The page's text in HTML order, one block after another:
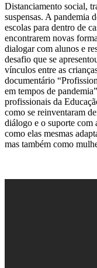
Distanciamento social,
suspensas. A pandemia
escolas para dentro de
encontrarem novas
dialogar com alunos e
desafio que se
vínculos entre as
documentário
em tempos de
profissionais da
como se reinventaram
diálogo e o suporte com
como elas mesmas
mas também como